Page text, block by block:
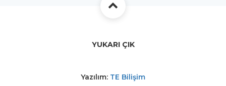
YUKARI ÇIK
Yazılım: TE Bilişim